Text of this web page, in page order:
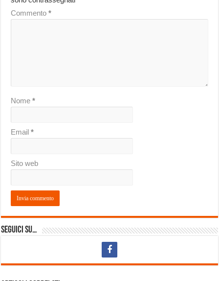
Commento*
Nome*
Email*
Sito web
Seguici su…